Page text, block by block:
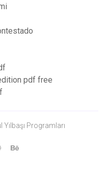
pdf free
Yılbaşı Programları